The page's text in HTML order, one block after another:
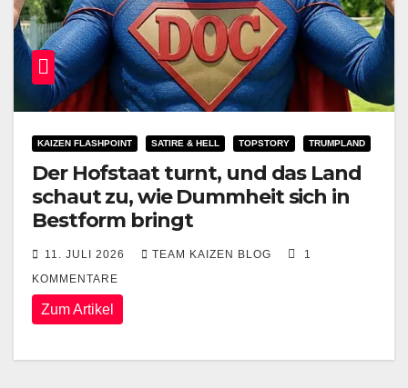
KAIZEN FLASHPOINT SATIRE & HELL TOPSTORY TRUMPLAND
Der Hofstaat turnt, und das Land
schaut zu, wie Dummheit sich in
Bestform bringt
11. JULI 2026 TEAM KAIZEN BLOG
1
KOMMENTARE
Zum Artikel